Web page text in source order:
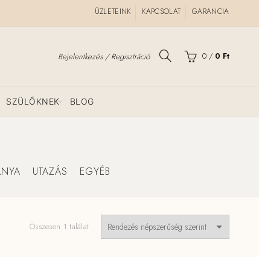
ÜZLETEINK KAPCSOLAT GARANCIA
Bejelentkezés / Regisztráció 0 / 0 Ft
SZÜLŐKNEK BLOG
UTAZÁS EGYÉB
Összesen 1 találat